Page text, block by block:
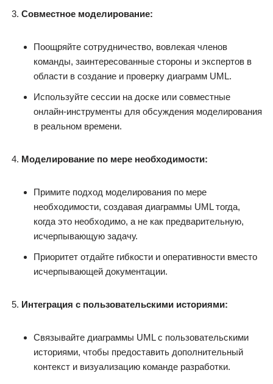
Совместное моделирование:
Поощряйте сотрудничество, вовлекая членов
команды, заинтересованные стороны и экспертов в
области в создание и проверку диаграмм UML.
Используйте сессии на доске или совместные
онлайн-инструменты для обсуждения моделирования
в реальном времени.
Моделирование по мере необходимости:
Примите подход моделирования по мере
необходимости, создавая диаграммы UML тогда,
когда это необходимо, а не как предварительную,
исчерпывающую задачу.
Приоритет отдайте гибкости и оперативности вместо
исчерпывающей документации.
Интеграция с пользовательскими историями:
Связывайте диаграммы UML с пользовательскими
историями, чтобы предоставить дополнительный
контекст и визуализацию команде разработки.